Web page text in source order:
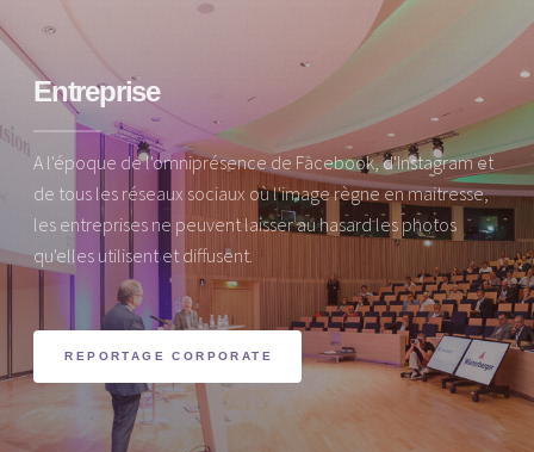
Entreprise
A l'époque de l'omniprésence de Facebook, d'Instagram et
de tous les réseaux sociaux où l'image règne en maitresse,
les entreprises ne peuvent laisser au hasard les photos
qu'elles utilisent et diffusent.
REPORTAGE CORPORATE